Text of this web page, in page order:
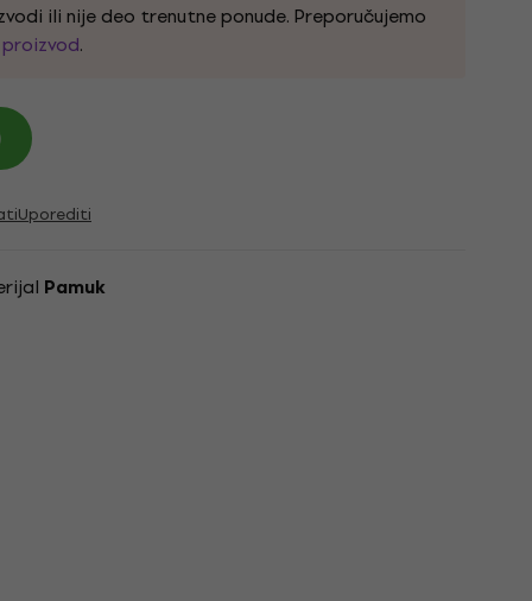
ili nije deo trenutne ponude. Preporučujemo
.
Uporediti
Pamuk